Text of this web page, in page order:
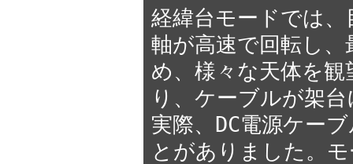
経緯台モードでは
軸が高速で回転し
め、様々な天体を
り、ケーブルが架
実際、DC電源ケー
とがありました。